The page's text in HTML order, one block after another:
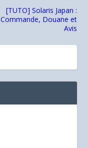
[TUTO] Solaris Japan :
Commande, Douane et
Avis